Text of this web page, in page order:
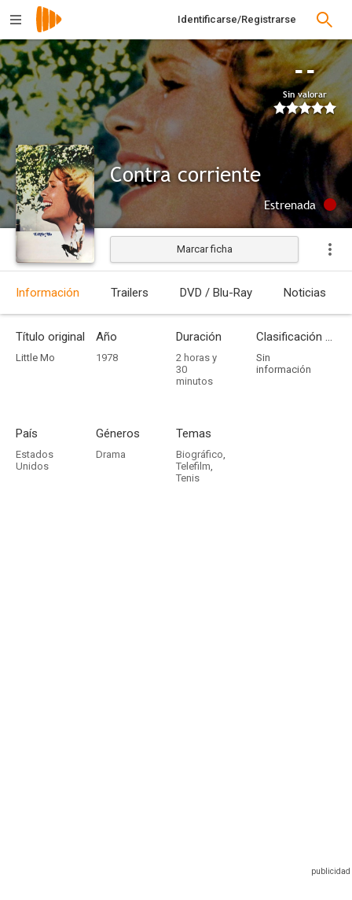
Identificarse/Registrarse
--
Sin valorar
Contra corriente
Estrenada
Marcar ficha
Información Trailers DVD / Blu-Ray Noticias
Título original
Little Mo
Año
1978
Duración
2 horas y
30
minutos
Clasificación por edades
Sin
información
País
Estados
Unidos
Géneros
Drama
Temas
Biográfico,
Telefilm,
Tenis